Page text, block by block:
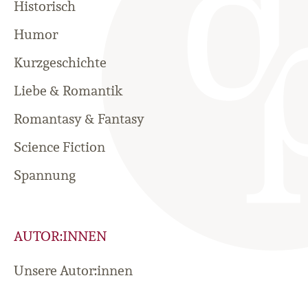
Historisch
Humor
Kurzgeschichte
Liebe & Romantik
Romantasy & Fantasy
Science Fiction
Spannung
AUTOR:INNEN
Unsere Autor:innen